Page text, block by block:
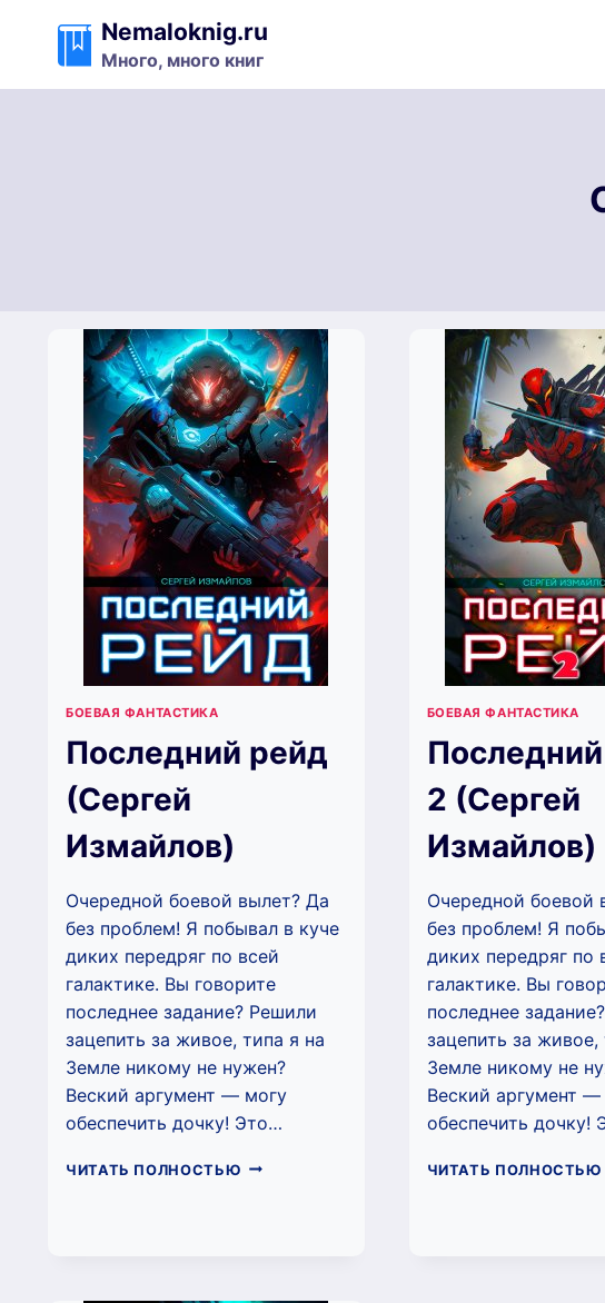
содержимому
Nemaloknig.ru
Много, много книг
БОЕВАЯ ФАНТАСТИКА
Последний рейд
(Сергей
Измайлов)
Очередной боевой вылет? Да
без проблем! Я побывал в куче
диких передряг по всей
галактике. Вы говорите
последнее задание? Решили
зацепить за живое, типа я на
Земле никому не нужен?
Веский аргумент — могу
обеспечить дочку! Это…
ЧИТАТЬ ПОЛНОСТЬЮ ПОСЛЕДНИЙ
БОЕВАЯ ФАНТАСТИКА
2 (Сергей
Измайлов)
Очередной боевой
без проблем! Я
диких передряг по
галактике. Вы
последнее
зацепить за живое,
Земле никому не
Веский аргумент —
обеспечить дочку!
ЧИТАТЬ ПОЛНОСТЬЮ